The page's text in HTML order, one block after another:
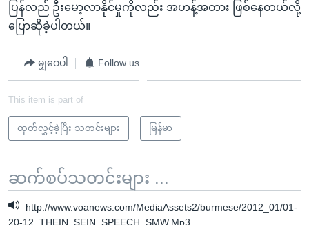
ပြန်လည် ဦးမော့လာနိုင်မှုကိုလည်း အဟန့်အတား ဖြစ်နေတယ်လို့
ပြောဆိုခဲ့ပါတယ်။
မျှဝေပါ Follow us
This item is part of
ထုတ်လွှင့်ခဲ့ပြီး သတင်းများ မြန်မာ
ဆက်စပ်သတင်းများ ...
http://www.voanews.com/MediaAssets2/burmese/2012_01/01-
20-12_THEIN_SEIN_SPEECH_SMW.Mp3